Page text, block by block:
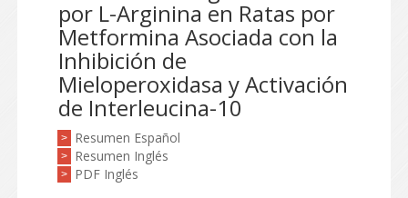
por L-Arginina en Ratas por
Metformina Asociada con la
Inhibición de
Mieloperoxidasa y Activación
de Interleucina-10
> Resumen Español
> Resumen Inglés
> PDF Inglés